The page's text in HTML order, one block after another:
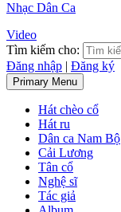
Nhạc Dân Ca
Video
Tìm kiếm cho:
Đăng nhập | Đăng ký
Primary Menu
Hát chèo cổ
Hát ru
Dân ca Nam Bộ
Cải Lương
Tân cổ
Nghệ sĩ
Tác giả